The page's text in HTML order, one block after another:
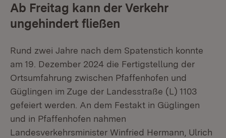
Ab Freitag kann der Verkehr
ungehindert fließen
Rund zwei Jahre nach dem Spatenstich konnte
am 19. Dezember 2024 die Fertigstellung der
Ortsumfahrung zwischen Pfaffenhofen und
Güglingen im Zuge der Landesstraße (L) 1103
gefeiert werden. An dem Festakt in Güglingen
und in Pfaffenhofen nahmen
Landesverkehrsminister Winfried Hermann, Ulrich